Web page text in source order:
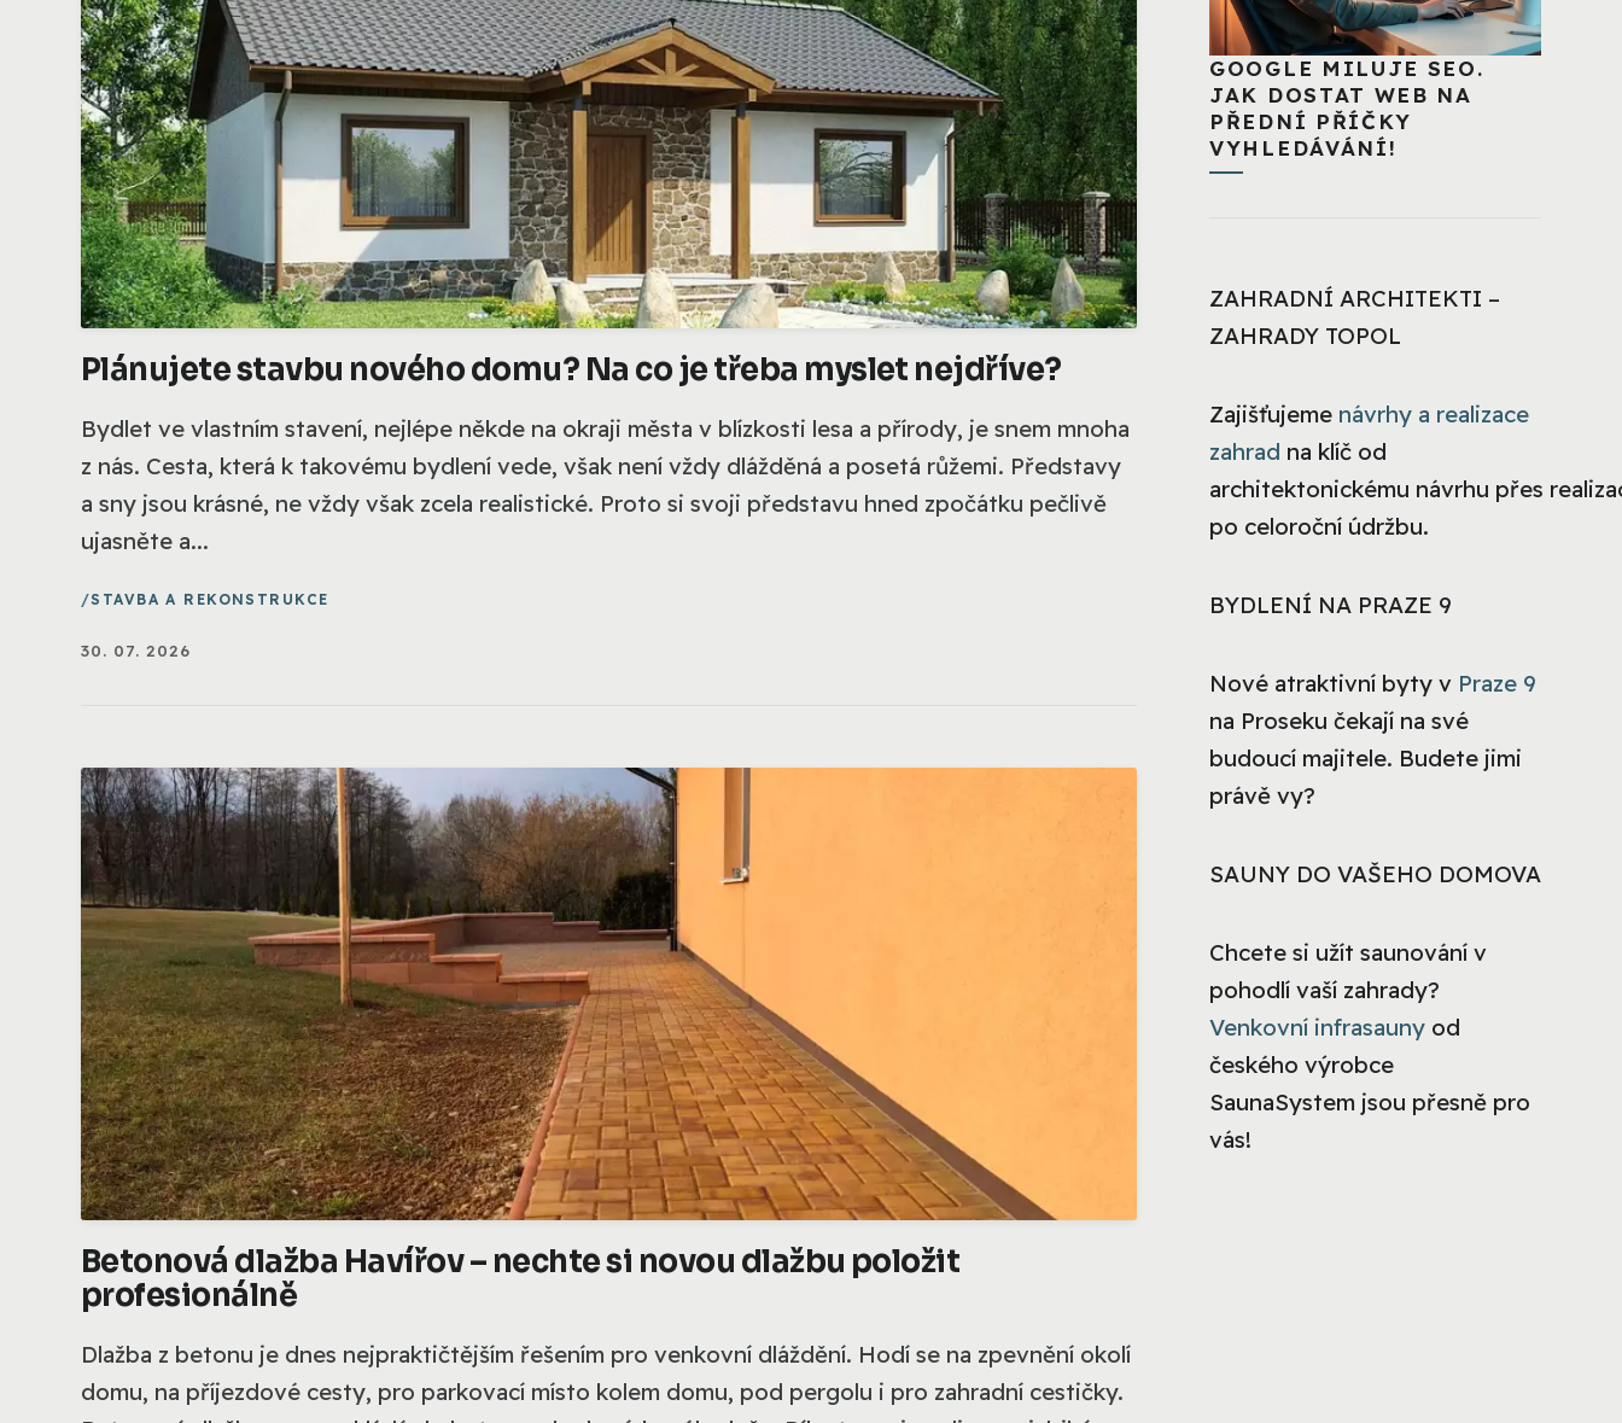
Plánujete stavbu nového domu? Na co je třeba myslet nejdříve?
Bydlet ve vlastním stavení, nejlépe někde na okraji města v blízkosti lesa a přírody, je snem mnoha
z nás. Cesta, která k takovému bydlení vede, však není vždy dlážděná a posetá růžemi. Představy
a sny jsou krásné, ne vždy však zcela realistické. Proto si svoji představu hned zpočátku pečlivě
ujasněte a...
STAVBA A REKONSTRUKCE
30. 07. 2026
Betonová dlažba Havířov – nechte si novou dlažbu položit
profesionálně
Dlažba z betonu je dnes nejpraktičtějším řešením pro venkovní dláždění. Hodí se na zpevnění okolí
domu, na příjezdové cesty, pro parkovací místo kolem domu, pod pergolu i pro zahradní cestičky.
GOOGLE MILUJE SEO.
JAK DOSTAT WEB NA
PŘEDNÍ PŘÍČKY
VYHLEDÁVÁNÍ!
ZAHRADNÍ ARCHITEKTI –
ZAHRADY TOPOL
Zajišťujeme návrhy a realizace
zahrad na klíč od
architektonickému návrhu přes
po celoroční údržbu.
BYDLENÍ NA PRAZE 9
Nové atraktivní byty v Praze 9
na Proseku čekají na své
budoucí majitele. Budete jimi
právě vy?
SAUNY DO VAŠEHO DOMOVA
Chcete si užít saunování v
pohodlí vaší zahrady?
Venkovní infrasauny od
českého výrobce
SaunaSystem jsou přesně pro
vás!